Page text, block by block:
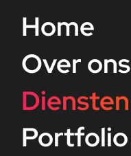
Home
Over ons
Diensten
Portfolio